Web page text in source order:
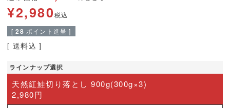
¥2,980税込
[ 28 ポイント進呈 ]
送料込
ラインナップ選択
天然紅鮭切り落とし 900g(300g×3)
2,980円